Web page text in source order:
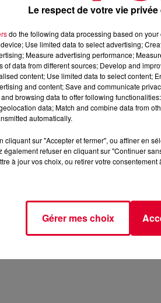
Mixes Live, cadeaux. L'Happy
de la rédaction
FG (IOShttps://urlz.fr/
programmation house, deep, et
Le respect de votre vie
do the following data processing based on
Use limited data to select advertising;
Measure advertising performance;
of data from different sources; Develop and
content; Use limited data to select content;
and content; Save and communicate
browsing data to offer following
data; Match and combine data from
automatically.
cliquant sur "Accepter et fermer", ou affiner en
également refuser en cliquant sur "Continuer
à jour vos choix, ou retirer votre
Gérer mes choix